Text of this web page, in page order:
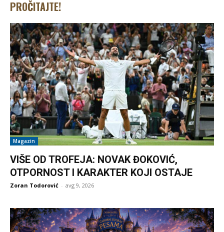
PROČITAJTE!
Magazin
VIŠE OD TROFEJA: NOVAK ĐOKOVIĆ,
OTPORNOST I KARAKTER KOJI OSTAJE
Zoran Todorović - avg 9, 2026